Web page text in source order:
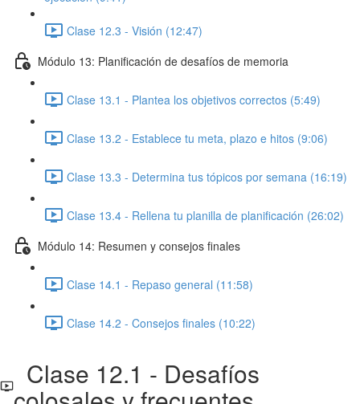
Clase 12.3 - Visión (12:47)
Módulo 13: Planificación de desafíos de memoria
Clase 13.1 - Plantea los objetivos correctos (5:49)
Clase 13.2 - Establece tu meta, plazo e hitos (9:06)
Clase 13.3 - Determina tus tópicos por semana (16:19)
Clase 13.4 - Rellena tu planilla de planificación (26:02)
Módulo 14: Resumen y consejos finales
Clase 14.1 - Repaso general (11:58)
Clase 14.2 - Consejos finales (10:22)
Clase 12.1 - Desafíos